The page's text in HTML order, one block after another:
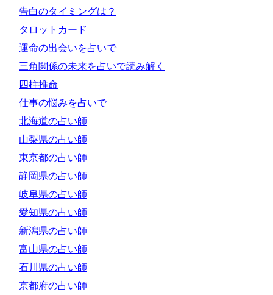
告白のタイミングは？
タロットカード
運命の出会いを占いで
三角関係の未来を占いで読み解く
四柱推命
仕事の悩みを占いで
北海道の占い師
山梨県の占い師
東京都の占い師
静岡県の占い師
岐阜県の占い師
愛知県の占い師
新潟県の占い師
富山県の占い師
石川県の占い師
京都府の占い師